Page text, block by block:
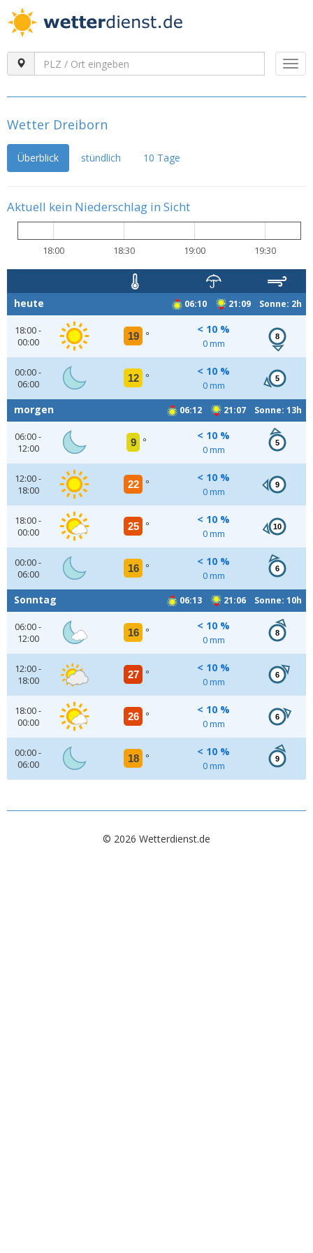
Wetter Dreiborn
Überblick stündlich 10 Tage
Aktuell kein Niederschlag in Sicht
18:00 18:30 19:00 19:30
06:10 21:09 Sonne: 2h
heute
18:00 -
00:00
19 °
< 10 %
0 mm
8
00:00 -
06:00
12 °
< 10 %
0 mm
5
06:12 21:07 Sonne: 13h
morgen
06:00 -
12:00
9 °
< 10 %
0 mm
5
12:00 -
18:00
22 °
< 10 %
0 mm
9
18:00 -
00:00
25 °
< 10 %
0 mm
10
00:00 -
06:00
16 °
< 10 %
0 mm
6
06:13 21:06 Sonne: 10h
Sonntag
06:00 -
12:00
16 °
< 10 %
0 mm
8
12:00 -
18:00
27 °
< 10 %
0 mm
6
18:00 -
00:00
26 °
< 10 %
0 mm
6
00:00 -
06:00
18 °
< 10 %
0 mm
9
© 2026 Wetterdienst.de